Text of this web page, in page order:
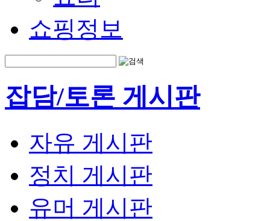
쇼핑정보
잡담/토론 게시판
자유 게시판
정치 게시판
유머 게시판